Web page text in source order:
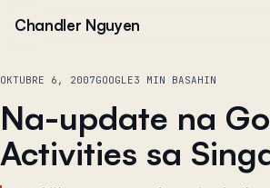
Chandler Nguyen
OKTUBRE 6, 2007GOOGLE3 MIN BASAHIN
Na-update na
Activities sa